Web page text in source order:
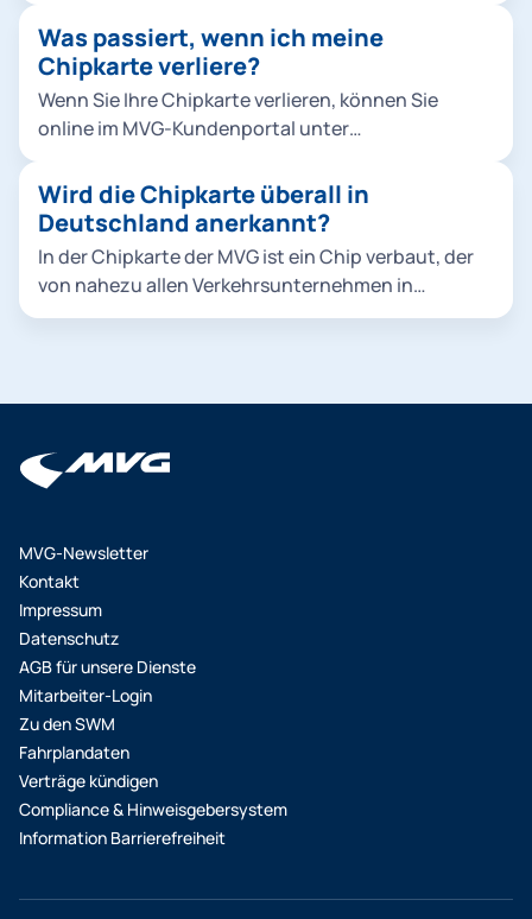
müssen nicht aktiv werden. Eine abgelaufene
Chipkarte bedeutet nicht, dass Ihr bestehendes
Abo gekündigt wurde.
Was passiert, wenn ich meine
Chipkarte verliere?
Wenn Sie Ihre Chipkarte verlieren, können Sie
online im MVG-Kundenportal unter
erhalten dann eine neue Chipkarte per Post. Die
alte Chipkarte wird automatisch gesperrt. Die
Wird die Chipkarte überall in
Deutschland anerkannt?
In der Chipkarte der MVG ist ein Chip verbaut, der
von nahezu allen Verkehrsunternehmen in
Deutschland akzeptiert wird und ausgelesen
Lichtbildausweis vorzeigen können. Die
mobilen Kontrollgerät aus. Wenn Sie das
Deutschlandticket außerhalb des MVV nutzen,
jeweiligen Verkehrsunternehmen vor Ort.
MVG-Newsletter
Kontakt
Impressum
Datenschutz
AGB für unsere Dienste
Mitarbeiter-Login
Zu den SWM
Fahrplandaten
Verträge kündigen
Compliance & Hinweisgebersystem
Information Barrierefreiheit